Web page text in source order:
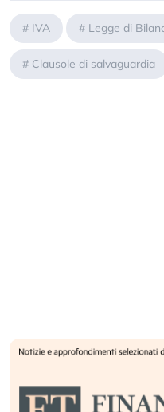
# IVA # Legge di
# Clausole di salvaguardia